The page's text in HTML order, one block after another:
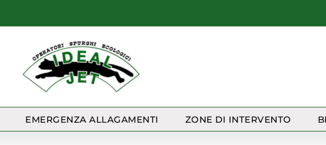
EMERGENZA ALLAGAMENTI ZONE DI INTERVENTO